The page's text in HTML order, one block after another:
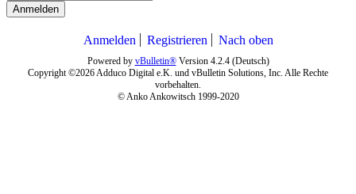
Anmelden
Anmelden Registrieren Nach oben
Powered by vBulletin®Version 4.2.4 (Deutsch)
Copyright ©2026 Adduco Digital e.K. und vBulletin Solutions, Inc. Alle Rechte
vorbehalten.
© Anko Ankowitsch 1999-2020